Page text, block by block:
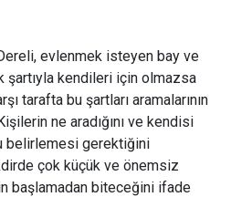
evlenmek isteyen bay ve
şartıyla kendileri için olmazsa
tarafta bu şartları aramalarının
ne aradığını ve kendisi
belirlemesi gerektiğini
çok küçük ve önemsiz
başlamadan biteceğini ifade